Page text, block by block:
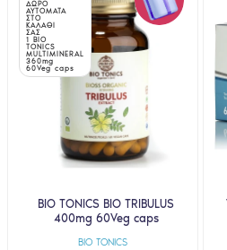
ΔΩΡΟ
ΑΥΤΟΜΑΤΑ
ΣΤΟ
ΚΑΛΑΘΙ
ΣΑΣ
1 BIO
TONICS
MULTIMINERAL
360mg
60Veg caps
BIO TONICS
BIO TONICS BIO TRIBULUS
400mg 60Veg caps